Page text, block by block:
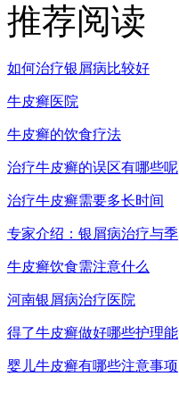
推荐阅读
如何治疗银屑病比较好
牛皮癣医院
牛皮癣的饮食疗法
治疗牛皮癣的误区有哪些呢
治疗牛皮癣需要多长时间
专家介绍：银屑病治疗与季
牛皮癣饮食需注意什么
河南银屑病治疗医院
得了牛皮癣做好哪些护理能
婴儿牛皮癣有哪些注意事项